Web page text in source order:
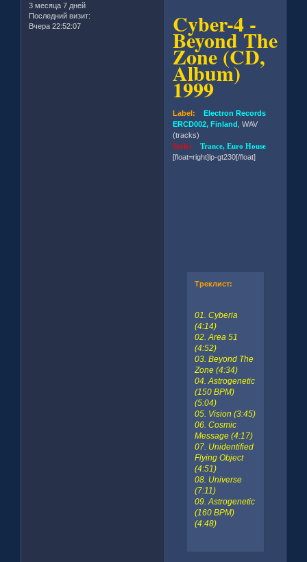
3 месяца 7 дней
Последний визит:
Вчера 22:52:07
Cyber-4 -
Beyond The
Zone (CD,
Album)
1999
Label: Electron Records
ERCD002, Finland , WAV
(tracks)
Style:Trance, Euro House
[float=right]lp-gt230[/float]
Треклист:
01. Cyberia
(4:14)
02. Area 51
(4:52)
03. Beyond The
Zone (4:34)
04. Astrogenetic
(150 BPM)
(5:04)
05. Vision (3:45)
06. Cosmic
Message (4:17)
07. Unidentified
Flying Object
(4:51)
08. Universe
(7:11)
09. Astrogenetic
(160 BPM)
(4:48)